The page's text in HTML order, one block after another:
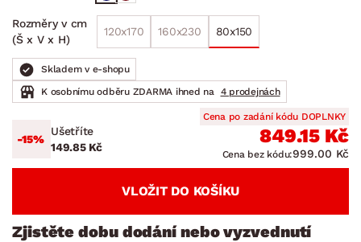
Rozměry v cm
(Š x V x H)
120x170 160x230 80x150
Skladem v e-shopu
K osobnímu odběru ZDARMA ihned na
4 prodejnách
-15%
Ušetříte
149.85 Kč
Cena po zadání kódu DOPLNKY
849.15 Kč
Cena bez kódu:999.00 Kč
VLOŽIT DO KOŠÍKU
Zjistěte dobu dodání nebo vyzvednutí